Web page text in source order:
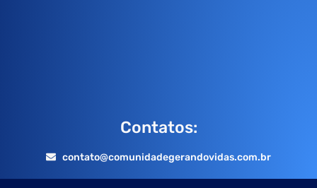
Contatos:
contato@comunidadegerandovidas.com.br